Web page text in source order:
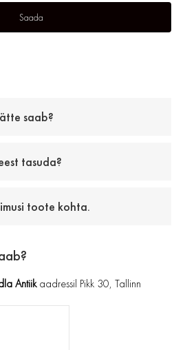
saab?
tasuda?
toote kohta.
Antiikaadressil Pikk 30, Tallinn